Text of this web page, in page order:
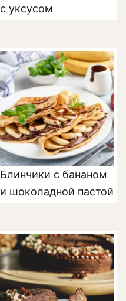
с уксусом
Блинчики с бананом
и шоколадной пастой